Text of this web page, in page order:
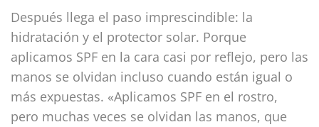
Después llega el paso imprescindible: la
hidratación y el protector solar. Porque
aplicamos SPF en la cara casi por reflejo, pero las
manos se olvidan incluso cuando están igual o
más expuestas. «Aplicamos SPF en el rostro,
pero muchas veces se olvidan las manos, que